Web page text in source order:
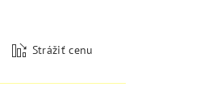
Strážiť cenu